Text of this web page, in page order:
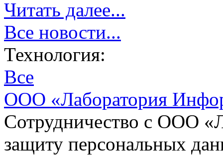
Читать далее...
Все новости...
Технология:
Все
ООО «Лаборатория
Сотрудничество с ООО
защиту персональных